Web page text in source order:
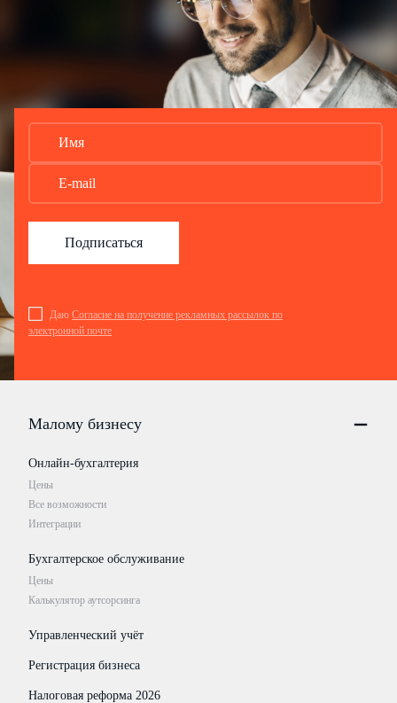
Даю Согласие на получение рекламных рассылок по
электронной почте
Подписаться
Малому бизнесу
Онлайн-бухгалтерия
Цены
Все возможности
Интеграции
Бухгалтерское обслуживание
Цены
Калькулятор аутсорсинга
Управленческий учёт
Регистрация бизнеса
Налоговая реформа 2026